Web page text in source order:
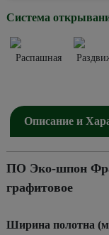
Система
Распашная
Описание и
ПО Эко-шпон
графитовое
Ширина полотна